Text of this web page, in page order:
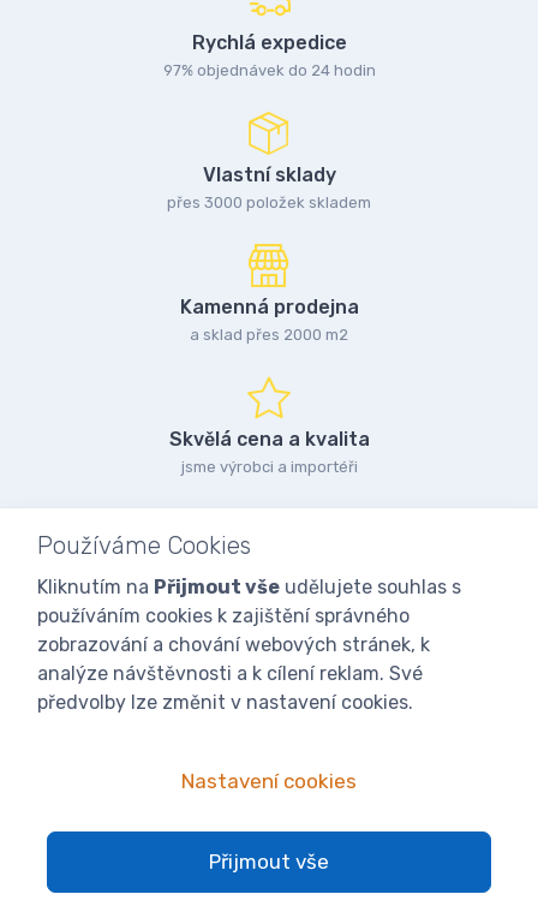
Rychlá expedice
97% objednávek do 24 hodin
Vlastní sklady
přes 3000 položek skladem
Kamenná prodejna
a sklad přes 2000 m2
Skvělá cena a kvalita
jsme výrobci a importéři
iVcelarstvi.cz® Všechna práva vyhrazena.|
fanoušky: Včelařské potřeby - www.ivcelarstvi.cz
Používáme Cookies
Kliknutím na Přijmout vše udělujete souhlas s
používáním cookies k zajištění správného
zobrazování a chování webových stránek, k
analýze návštěvnosti a k cílení reklam. Své
předvolby lze změnit v nastavení cookies.
Nastavení cookies
Přijmout vše